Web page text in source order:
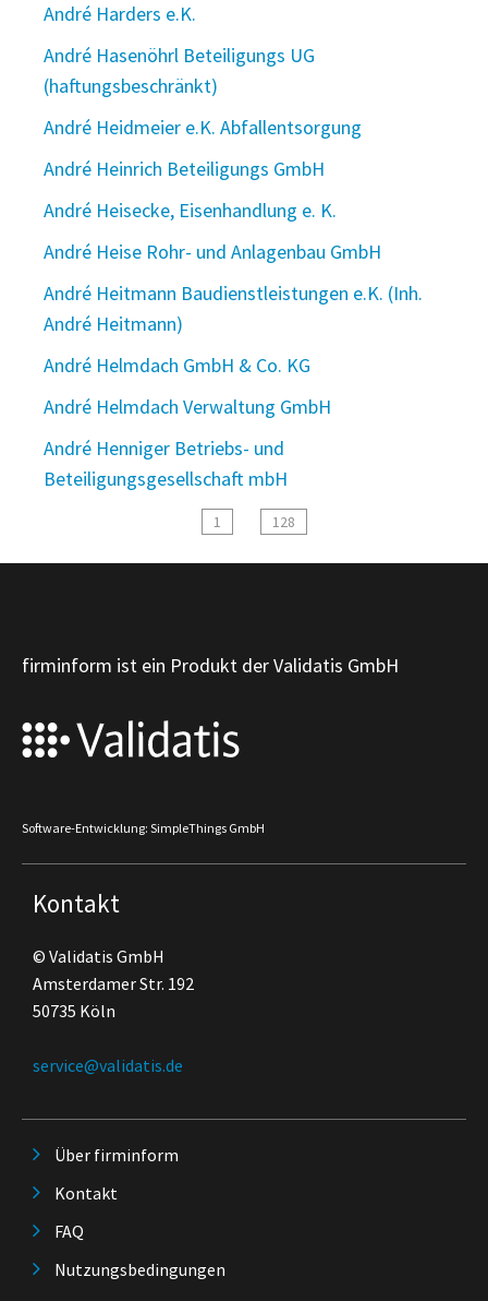
André Harders e.K.
André Hasenöhrl Beteiligungs UG
(haftungsbeschränkt)
André Heidmeier e.K. Abfallentsorgung
André Heinrich Beteiligungs GmbH
André Heisecke, Eisenhandlung e. K.
André Heise Rohr- und Anlagenbau GmbH
André Heitmann Baudienstleistungen e.K. (Inh.
André Heitmann)
André Helmdach GmbH & Co. KG
André Helmdach Verwaltung GmbH
André Henniger Betriebs- und
Beteiligungsgesellschaft mbH
1 128
firminform ist ein Produkt der Validatis GmbH
Software-Entwicklung: SimpleThings GmbH
Kontakt
© Validatis GmbH
Amsterdamer Str. 192
50735 Köln
service@validatis.de
Über firminform
Kontakt
FAQ
Nutzungsbedingungen